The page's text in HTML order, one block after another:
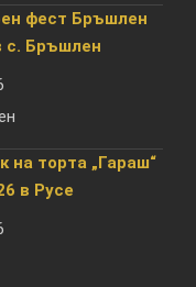
фест Бръшлен
с. Бръшлен
на торта „Гараш“
в Русе